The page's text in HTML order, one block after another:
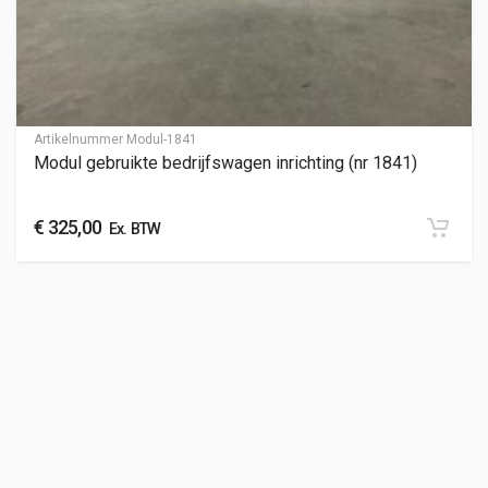
Artikelnummer Modul-1841
Modul gebruikte bedrijfswagen inrichting (nr 1841)
€ 325,00Ex. BTW